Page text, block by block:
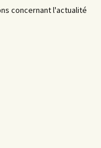
concernant l'actualité